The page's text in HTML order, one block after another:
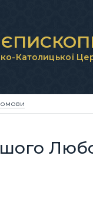
Католицької